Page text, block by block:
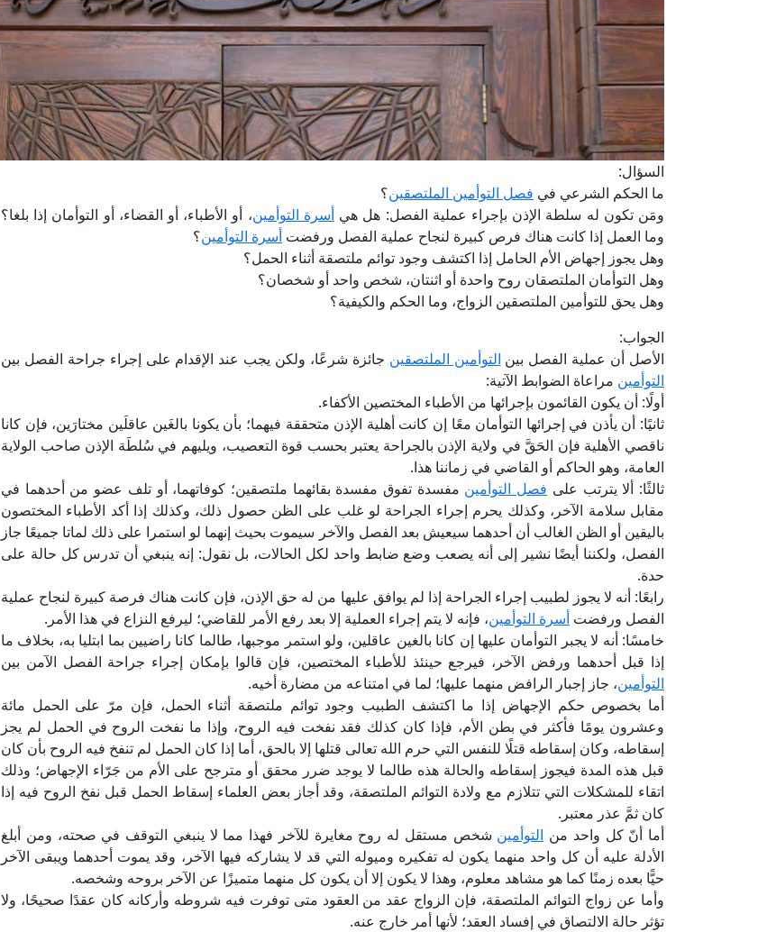
السؤال:
ما الحكم الشرعي في فصل التوأمين الملتصقين؟
ومَن تكون له سلطة الإذن بإجراء عملية الفصل: هل هيأسرة التوأمين، أو الأطباء، أو القضاء، أو التوأمان إذا بلغا؟
وما العمل إذا كانت هناك فرص كبيرة لنجاح عملية الفصل ورفضت أسرة التوأمين؟
وهل يجوز إجهاض الأم الحامل إذا اكتشف وجود توائم ملتصقة أثناء الحمل؟
وهل التوأمان الملتصقان روح واحدة أو اثنتان، شخص واحد أو شخصان؟
وهل يحق للتوأمين الملتصقين الزواج، وما الحكم والكيفية؟
الجواب:
الأصل أن عملية الفصل بين التوأمين الملتصقين جائزة شرعًا، ولكن يجب عند الإقدام على إجراء جراحة الفصل بين
التوأمين مراعاة الضوابط الآتية:
أولًا: أن يكون القائمون بإجرائها من الأطباء المختصين الأكفاء.
ثانيًا: أن يأذن في إجرائها التوأمان معًا إن كانت أهلية الإذن متحققة فيهما؛ بأن يكونا بالغَين عاقلَين مختارَين، فإن كانا
ناقصي الأهلية فإن الحَقَّ في ولاية الإذن بالجراحة يعتبر بحسب قوة التعصيب، ويليهم في سُلطَة الإذن صاحب الولاية
العامة، وهو الحاكم أو القاضي في زماننا هذا.
ثالثًا: ألا يترتب على فصل التوأمين مفسدة تفوق مفسدة بقائهما ملتصقين؛ كوفاتهما، أو تلف عضو من أحدهما في
مقابل سلامة الآخر، وكذلك يحرم إجراء الجراحة لو غلب على الظن حصول ذلك، وكذلك إذا أكد الأطباء المختصون
باليقين أو الظن الغالب أن أحدهما سيعيش بعد الفصل والآخر سيموت بحيث إنهما لو استمرا على ذلك لماتا جميعًا جاز
الفصل، ولكننا أيضًا نشير إلى أنه يصعب وضع ضابط واحد لكل الحالات، بل نقول: إنه ينبغي أن تدرس كل حالة على
حدة.
رابعًا: أنه لا يجوز لطبيب إجراء الجراحة إذا لم يوافق عليها من له حق الإذن، فإن كانت هناك فرصة كبيرة لنجاح عملية
الفصل ورفضت أسرة التوأمين، فإنه لا يتم إجراء العملية إلا بعد رفع الأمر للقاضي؛ ليرفع النزاع في هذا الأمر.
خامسًا: أنه لا يجبر التوأمان عليها إن كانا بالغين عاقلين، ولو استمر موجبها، طالما كانا راضيين بما ابتليا به، بخلاف ما
إذا قبل أحدهما ورفض الآخر، فيرجع حينئذ للأطباء المختصين، فإن قالوا بإمكان إجراء جراحة الفصل الآمن بين
التوأمين، جاز إجبار الرافض منهما عليها؛ لما في امتناعه من مضارة أخيه.
أما بخصوص حكم الإجهاض إذا ما اكتشف الطبيب وجود توائم ملتصقة أثناء الحمل، فإن مرّ على الحمل مائة
وعشرون يومًا فأكثر في بطن الأم، فإذا كان كذلك فقد نفخت فيه الروح، وإذا ما نفخت الروح في الحمل لم يجز
إسقاطه، وكان إسقاطه قتلًا للنفس التي حرم الله تعالى قتلها إلا بالحق، أما إذا كان الحمل لم تنفخ فيه الروح بأن كان
قبل هذه المدة فيجوز إسقاطه والحالة هذه طالما لا يوجد ضرر محقق أو مترجح على الأم من جَرّاء الإجهاض؛ وذلك
اتقاء للمشكلات التي تتلازم مع ولادة التوائم الملتصقة، وقد أجاز بعض العلماء إسقاط الحمل قبل نفخ الروح فيه إذا
كان ثمَّ عذر معتبر.
أما أنّ كل واحد من التوأمين شخص مستقل له روح مغايرة للآخر فهذا مما لا ينبغي التوقف في صحته، ومن أبلغ
الأدلة عليه أن كل واحد منهما يكون له تفكيره وميوله التي قد لا يشاركه فيها الآخر، وقد يموت أحدهما ويبقى الآخر
حيًّا بعده زمنًا كما هو مشاهد معلوم، وهذا لا يكون إلا أن يكون كل منهما متميزًا عن الآخر بروحه وشخصه.
وأما عن زواج التوائم الملتصقة، فإن الزواج عقد من العقود متى توفرت فيه شروطه وأركانه كان عقدًا صحيحًا، ولا
تؤثر حالة الالتصاق في إفساد العقد؛ لأنها أمر خارج عنه.